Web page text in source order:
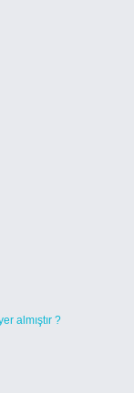
almıştır ?